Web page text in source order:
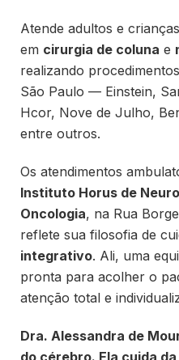
Atende adultos e
em cirurgia de coluna e
realizando
São Paulo — Einstein,
Hcor, Nove de Julho,
entre outros.
Os atendimentos
Instituto Horus de
Oncologia, na Rua
reflete sua filosofia de
integrativo. Ali, uma
pronta para acolher o
atenção total e
Dra. Alessandra de